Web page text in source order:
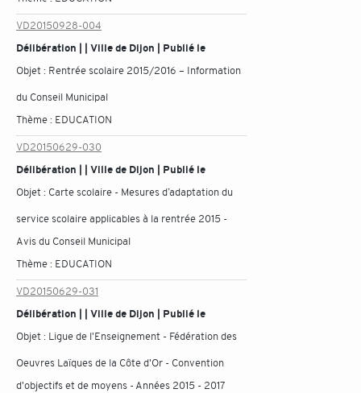
VD20150928-004
Délibération | | Ville de Dijon | Publié le
Objet : Rentrée scolaire 2015/2016 – Information
du Conseil Municipal
Thème : EDUCATION
VD20150629-030
Délibération | | Ville de Dijon | Publié le
Objet : Carte scolaire - Mesures d’adaptation du
service scolaire applicables à la rentrée 2015 -
Avis du Conseil Municipal
Thème : EDUCATION
VD20150629-031
Délibération | | Ville de Dijon | Publié le
Objet : Ligue de l'Enseignement - Fédération des
Oeuvres Laïques de la Côte d'Or - Convention
d'objectifs et de moyens - Années 2015 - 2017